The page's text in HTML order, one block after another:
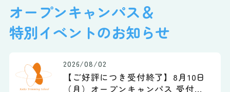
オープンキャンパス＆
特別イベントのお知らせ
2026/08/02
【ご好評につき受付終了】8月10日
（月）オープンキャンパス 受付締